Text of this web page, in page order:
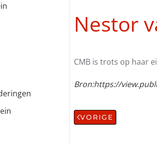
Nestor
CMB is trots op haar
Bron:https://
VORIGE